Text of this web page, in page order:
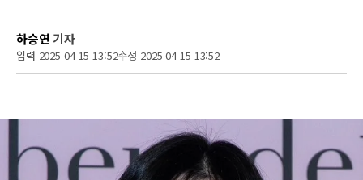
하승연기자
입력 2025 04 15 13:52수정 2025 04 15 13:52